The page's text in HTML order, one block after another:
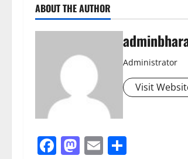
ABOUT THE AUTHOR
Administrator
Visit
Facebook
Mastodon
Email